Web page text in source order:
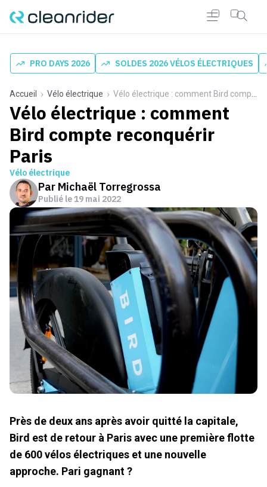
PRO DAYS 2026 SOLDES 2026 VÉLOS ÉLECTRIQUES
Accueil Vélo électrique Vélo électrique : comment Bird compte reconquérir Paris
Vélo électrique : comment
Bird compte reconquérir
Paris
Vélo électrique
Par Michaël Torregrossa
Publié le19 mai 2022
Près de deux ans après avoir quitté la capitale,
Bird est de retour à Paris avec une première flotte
de 600 vélos électriques et une nouvelle
approche. Pari gagnant?